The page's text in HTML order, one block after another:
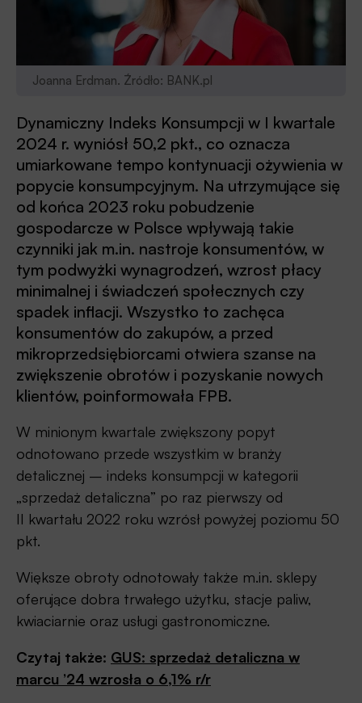
Joanna Erdman. Źródło: BANK.pl
Dynamiczny Indeks Konsumpcji w I kwartale
2024 r. wyniósł 50,2 pkt., co oznacza
umiarkowane tempo kontynuacji ożywienia w
popycie konsumpcyjnym. Na utrzymujące się
od końca 2023 roku pobudzenie
gospodarcze w Polsce wpływają takie
czynniki jak m.in. nastroje konsumentów, w
tym podwyżki wynagrodzeń, wzrost płacy
minimalnej i świadczeń społecznych czy
spadek inflacji. Wszystko to zachęca
konsumentów do zakupów, a przed
mikroprzedsiębiorcami otwiera szanse na
zwiększenie obrotów i pozyskanie nowych
klientów, poinformowała FPB.
W minionym kwartale zwiększony popyt
odnotowano przede wszystkim w branży
detalicznej – indeks konsumpcji w kategorii
„sprzedaż detaliczna” po raz pierwszy od
II kwartału 2022 roku wzrósł powyżej poziomu 50
pkt.
Większe obroty odnotowały także m.in. sklepy
oferujące dobra trwałego użytku, stacje paliw,
kwiaciarnie oraz usługi gastronomiczne.
Czytaj także: GUS: sprzedaż detaliczna w
marcu ’24 wzrosła o 6,1% r/r